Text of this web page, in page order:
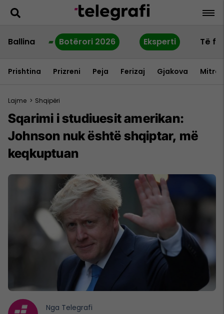
Ballina Botërori 2026 Eksperti Të
Prishtina Prizreni Peja Ferizaj Gjakova
Lajme > Shqipëri
Sqarimi i studiuesit amerikan:
Johnson nuk është shqiptar, më
keqkuptuan
Nga Telegrafi